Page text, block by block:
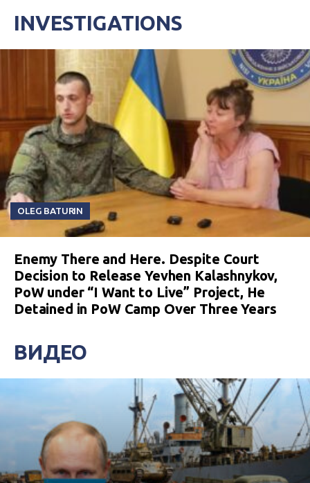
INVESTIGATIONS
OLEG BATURIN
Enemy There and Here. Despite Court
Decision to Release Yevhen Kalashnykov,
PoW under “I Want to Live” Project, He
Detained in PoW Camp Over Three Years
ВИДЕО